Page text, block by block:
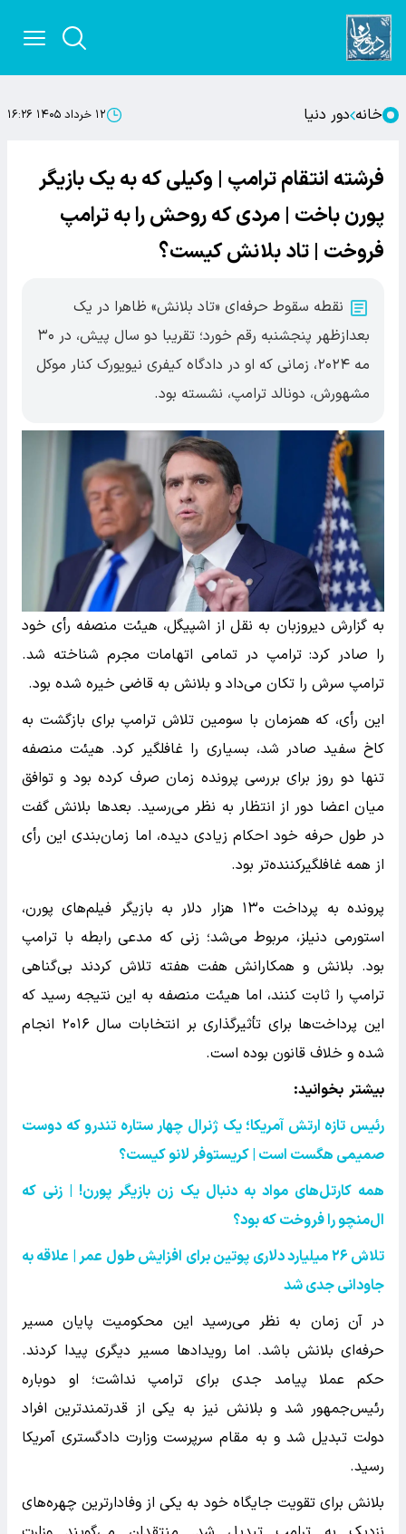
خانه دور دنیا ۱۲ خرداد ۱۴۰۵ ۱۶:۲۶
فرشته انتقام ترامپ | وکیلی که به یک بازیگر
پورن باخت | مردی که روحش را به ترامپ
فروخت | تاد بلانش کیست؟
نقطه سقوط حرفه‌ای «تاد بلانش» ظاهرا در یک
بعدازظهر پنجشنبه رقم خورد؛ تقریبا دو سال پیش، در ۳۰
مه ۲۰۲۴، زمانی که او در دادگاه کیفری نیویورک کنار موکل
مشهورش، دونالد ترامپ، نشسته بود.
به گزارش دیروزبان به نقل از اشپیگل، هیئت منصفه رأی خود
را صادر کرد: ترامپ در تمامی اتهامات مجرم شناخته شد.
ترامپ سرش را تکان می‌داد و بلانش به قاضی خیره شده بود.
این رأی، که همزمان با سومین تلاش ترامپ برای بازگشت به
کاخ سفید صادر شد، بسیاری را غافلگیر کرد. هیئت منصفه
تنها دو روز برای بررسی پرونده زمان صرف کرده بود و توافق
میان اعضا دور از انتظار به نظر می‌رسید. بعدها بلانش گفت
در طول حرفه خود احکام زیادی دیده، اما زمان‌بندی این رأی
از همه غافلگیرکننده‌تر بود.
پرونده به پرداخت ۱۳۰ هزار دلار به بازیگر فیلم‌های پورن،
استورمی دنیلز، مربوط می‌شد؛ زنی که مدعی رابطه با ترامپ
بود. بلانش و همکارانش هفت هفته تلاش کردند بی‌گناهی
ترامپ را ثابت کنند، اما هیئت منصفه به این نتیجه رسید که
این پرداخت‌ها برای تأثیرگذاری بر انتخابات سال ۲۰۱۶ انجام
شده و خلاف قانون بوده است.
بیشتر بخوانید:‌
رئیس تازه ارتش آمریکا؛ یک ژنرال چهار ستاره تندرو که دوست
صمیمی هگست است | کریستوفر لانو کیست؟
همه کارتل‌های مواد به دنبال یک زن بازیگر پورن! | زنی که
ال‌منچو را فروخت که بود؟
تلاش ۲۶ میلیارد دلاری پوتین برای افزایش طول عمر | علاقه به
جاودانی جدی شد
در آن زمان به نظر می‌رسید این محکومیت پایان مسیر
حرفه‌ای بلانش باشد. اما رویدادها مسیر دیگری پیدا کردند.
حکم عملا پیامد جدی برای ترامپ نداشت؛ او دوباره
رئیس‌جمهور شد و بلانش نیز به یکی از قدرتمندترین افراد
دولت تبدیل شد و به مقام سرپرست وزارت دادگستری آمریکا
رسید.
بلانش برای تقویت جایگاه خود به یکی از وفادارترین چهره‌های